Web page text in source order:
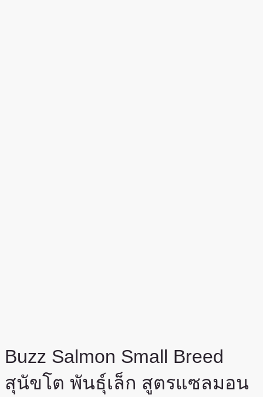
Buzz Salmon Small Breed
สุนัขโต พันธุ์เล็ก สูตรแซลมอน